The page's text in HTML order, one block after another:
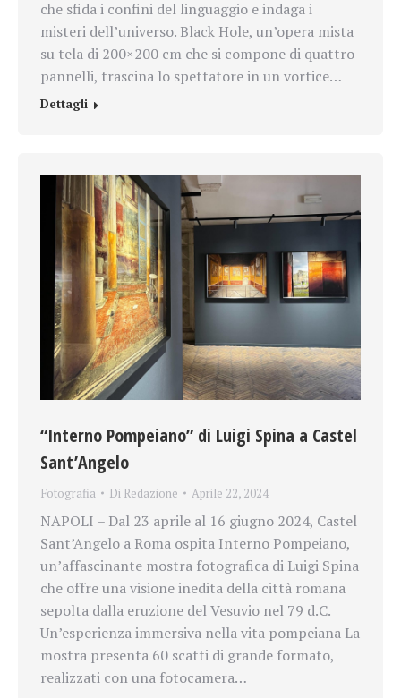
che sfida i confini del linguaggio e indaga i
misteri dell’universo. Black Hole, un’opera mista
su tela di 200×200 cm che si compone di quattro
pannelli, trascina lo spettatore in un vortice…
Dettagli
“Interno Pompeiano” di Luigi Spina a Castel
Sant’Angelo
Fotografia Di Redazione Aprile 22, 2024
NAPOLI – Dal 23 aprile al 16 giugno 2024, Castel
Sant’Angelo a Roma ospita Interno Pompeiano,
un’affascinante mostra fotografica di Luigi Spina
che offre una visione inedita della città romana
sepolta dalla eruzione del Vesuvio nel 79 d.C.
Un’esperienza immersiva nella vita pompeiana La
mostra presenta 60 scatti di grande formato,
realizzati con una fotocamera…